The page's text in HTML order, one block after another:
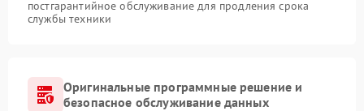
постгарантийное обслуживание для продления срока
службы техники
Оригинальные программные решение и
безопасное обслуживание данных